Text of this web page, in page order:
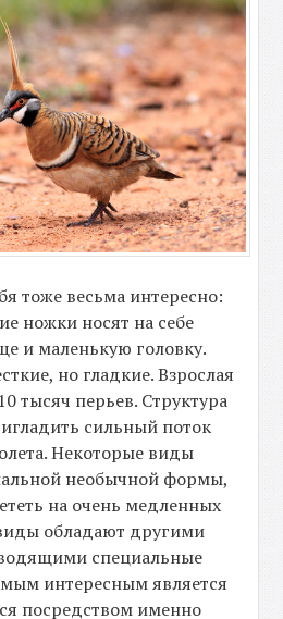
тоже весьма интересно:
ножки носят на себе
и маленькую головку.
но гладкие. Взрослая
тысяч перьев. Структура
сильный поток
Некоторые виды
необычной формы,
на очень медленных
обладают другими
специальные
интересным является
посредством именно